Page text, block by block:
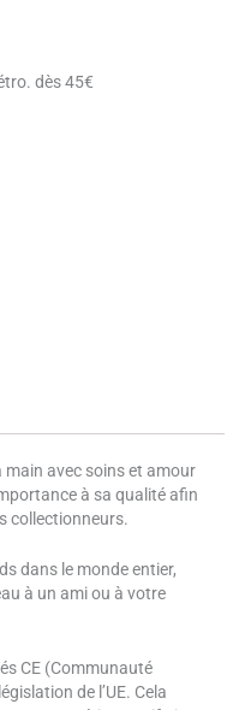
dès 45€
main avec soins et amour
à sa qualité afin
collectionneurs.
dans le monde entier,
à un ami ou à votre
CE (Communauté
de l’UE. Cela